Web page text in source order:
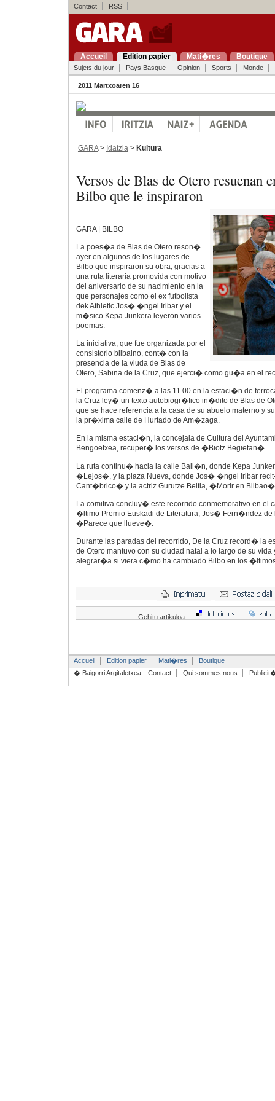
Contact RSS
Accueil Edition papier Mati�res Boutique
Sujets du jour Pays Basque Opinion Sports Monde
2011 Martxoaren 16
GARA> Idatzia > Kultura
Versos de Blas de Otero resuenan
Bilbo que le inspiraron
GARA | BILBO
La poes�a de Blas de Otero reson�
ayer en algunos de los lugares de
Bilbo que inspiraron su obra, gracias a
una ruta literaria promovida con motivo
del aniversario de su nacimiento en la
que personajes como el ex futbolista
dek Athletic Jos� �ngel Iribar y el
m�sico Kepa Junkera leyeron varios
poemas.
La iniciativa, que fue organizada por el
consistorio bilbaino, cont� con la
presencia de la viuda de Blas de
Otero, Sabina de la Cruz, que ejerci� como gu�a en el
El programa comenz� a las 11.00 en la estaci�n de
la Cruz ley� un texto autobiogr�fico in�dito de Blas de
que se hace referencia a la casa de su abuelo materno y
la pr�xima calle de Hurtado de Am�zaga.
En la misma estaci�n, la concejala de Cultura del
Bengoetxea, recuper� los versos de �Biotz Begietan�.
La ruta continu� hacia la calle Bail�n, donde Kepa
�Lejos�, y la plaza Nueva, donde Jos� �ngel Iribar
Cant�brico� y la actriz Gurutze Beitia, �Morir en
La comitiva concluy� este recorrido conmemorativo en el
�ltimo Premio Euskadi de Literatura, Jos� Fern�ndez de
�Parece que llueve�.
Durante las paradas del recorrido, De la Cruz record� la
de Otero mantuvo con su ciudad natal a lo largo de su
alegrar�a si viera c�mo ha cambiado Bilbo en los
Gehitu artikuloa:
Accueil Edition papier Mati�res
Boutique
� Baigorri Argitaletxea
Contact Qui sommes nous